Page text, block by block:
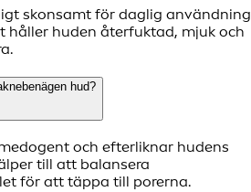
skonsamt för daglig användning
håller huden återfuktad, mjuk och
hud?
och efterliknar hudens
till att balansera
för att täppa till porerna.